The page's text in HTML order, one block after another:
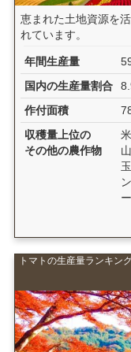
恵まれた土地資源を
れています。
年間生産量
国内の生産量割合
作付面積
収穫量上位の
その他の農作物
トマトの生産量ランキン